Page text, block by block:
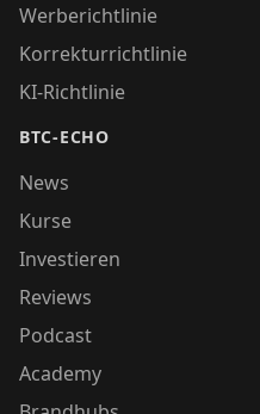
Werberichtlinie
Korrekturrichtlinie
KI-Richtlinie
BTC-ECHO
News
Kurse
Investieren
Reviews
Podcast
Academy